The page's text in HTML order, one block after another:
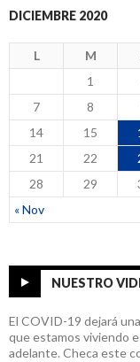
DICIEMBRE 2020
L M
« Nov
1
7
8
14
15
21
22
28
29
NUESTRO
El COVID-19 dejará
que estamos viviendo
adelante. Checa este